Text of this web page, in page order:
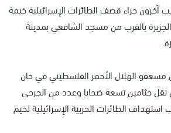
آخرون جراء قصف الطائرات الإسرائيلية خيمة
بالقرب من مسجد الشافعي بمدينة
الهلال الأحمر الفلسطيني في خان
جثامين تسعة ضحايا وعدد من الجرحى
الطائرات الحربية الإسرائيلية لخيم